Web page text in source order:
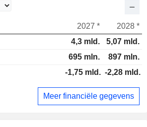
2027 *
2028 *
4,3 mld.
5,07 mld.
695 mln.
897 mln.
-1,75 mld. -2,28 mld.
Meer financiële gegevens